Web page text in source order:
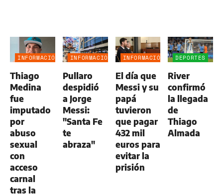
INFORMACIÓN
Thiago
Medina
fue
imputado
por
abuso
sexual
con
acceso
carnal
tras la
INFORMACIÓN
Pullaro
despidió
a Jorge
Messi:
"Santa Fe
te
abraza"
INFORMACIÓN
El día que
Messi y su
papá
tuvieron
que pagar
432 mil
euros para
evitar la
prisión
DEPORTES
River
confirmó
la llegada
de
Thiago
Almada